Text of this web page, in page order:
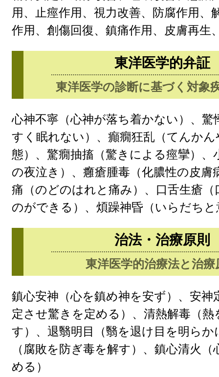
用、止痙作用、視力改善、防腐作用、
作用、創傷回復、鎮痛作用、皮膚再生
東洋医学的弁証
東洋医学の診断に基づく対象
心神不寧（心神が落ち着かない）、驚
すく眠れない）、癲癇狂乱（てんか
態）、驚癇抽搐（驚きによる痙攣）、
の夜泣き）、癰瘡腫毒（化膿性の皮膚
痛（のどのはれと痛み）、口舌生瘡
のができる）、煩躁神昏（いらだちと
治法・治療原則
東洋医学的治療法と治療
鎮心安神（心を鎮め神を安ず）、安神
定させ驚きを定める）、清熱解毒（熱
す）、退翳明目（翳を退け目を明らか
（腐敗を防ぎ毒を解す）、鎮心清火
める）